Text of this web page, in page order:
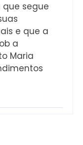
segue
e que a
a
Maria